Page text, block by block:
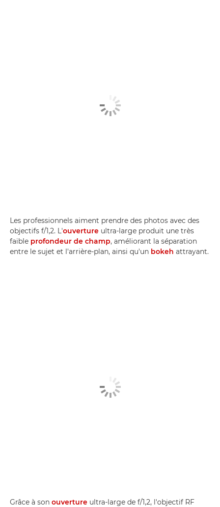
Les professionnels aiment prendre des photos avec des
objectifs f/1,2. L'ouverture ultra-large produit une très
faible profondeur de champ, améliorant la séparation
entre le sujet et l'arrière-plan, ainsi qu'un bokeh attrayant.
Grâce à son ouverture ultra-large de f/1,2, l'objectif RF